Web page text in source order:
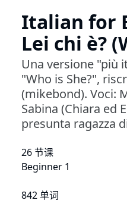
Italian for
Lei chi è?
Una versione "più
"Who is She?",
(mikebond). Voci:
Sabina (Chiara ed
presunta ragazza
26 节课
Beginner 1
842 单词